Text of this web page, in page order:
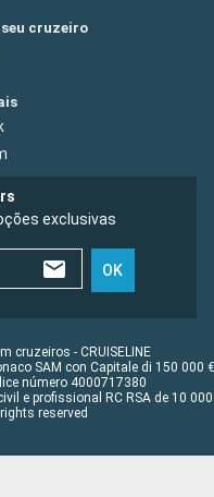
cruzeiro
exclusivas
OK
cruzeiros - CRUISELINE
SAM con Capitale di 150 000 €
número 4000717380
e profissional RC RSA de 10 000
reserved